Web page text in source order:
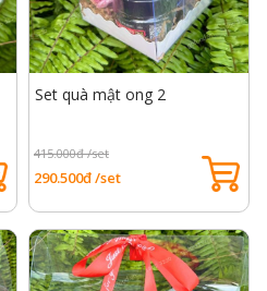
Set quà mật ong 2
415.000đ /set
290.500đ /set